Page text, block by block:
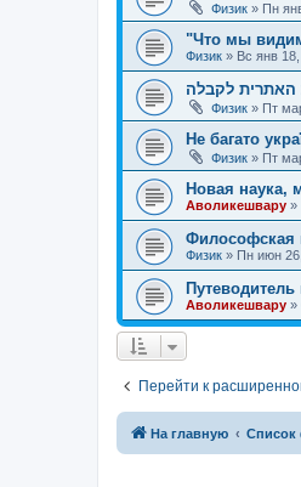
Физик » Пн
"Что мы
Физик » Вс янв
לקבלה
Физик » Пт
Не багато
Физик » Пт
Новая наука,
Аволикешвару »
Философская
Физик » Пн июн
Аволикешвару »
Перейти к
На главную